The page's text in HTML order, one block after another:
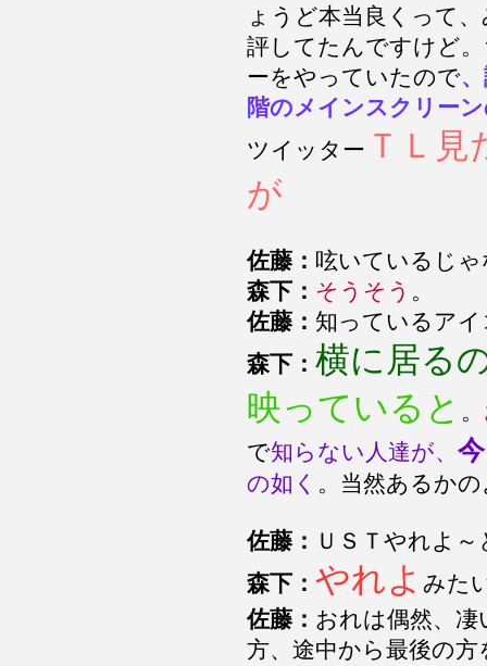
ょうど本当良くって
評してたんですけど
ーをやっていたので
階のメインスクリー
ツイッター ＴＬ
が
佐藤： 呟いているじ
森下： そうそう 。
佐藤： 知っているア
森下： 横に居る
映っていると 。
で知らない人達が、
の如く 。当然あるか
佐藤： ＵＳＴやれよ～
森下： やれよ みた
佐藤： おれは偶然、
方、途中から最後の